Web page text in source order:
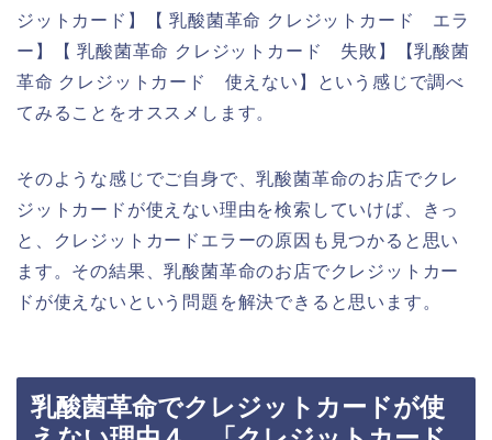
ジットカード】【 乳酸菌革命 クレジットカード エラ
ー】【 乳酸菌革命 クレジットカード 失敗】【乳酸菌
革命 クレジットカード 使えない】という感じで調べ
てみることをオススメします。
そのような感じでご自身で、乳酸菌革命のお店でクレ
ジットカードが使えない理由を検索していけば、きっ
と、クレジットカードエラーの原因も見つかると思い
ます。その結果、乳酸菌革命のお店でクレジットカー
ドが使えないという問題を解決できると思います。
乳酸菌革命でクレジットカードが使